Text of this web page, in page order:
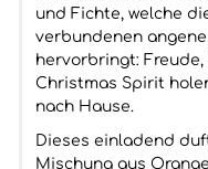
und Fichte, welche
verbundenen
hervorbringt:
Christmas Spirit
nach Hause.
Dieses einladend
Mischung aus